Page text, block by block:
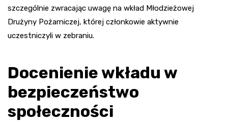
szczególnie zwracając uwagę na wkład Młodzieżowej
Drużyny Pożarniczej, której członkowie aktywnie
uczestniczyli w zebraniu.
Docenienie wkładu w
bezpieczeństwo
społeczności